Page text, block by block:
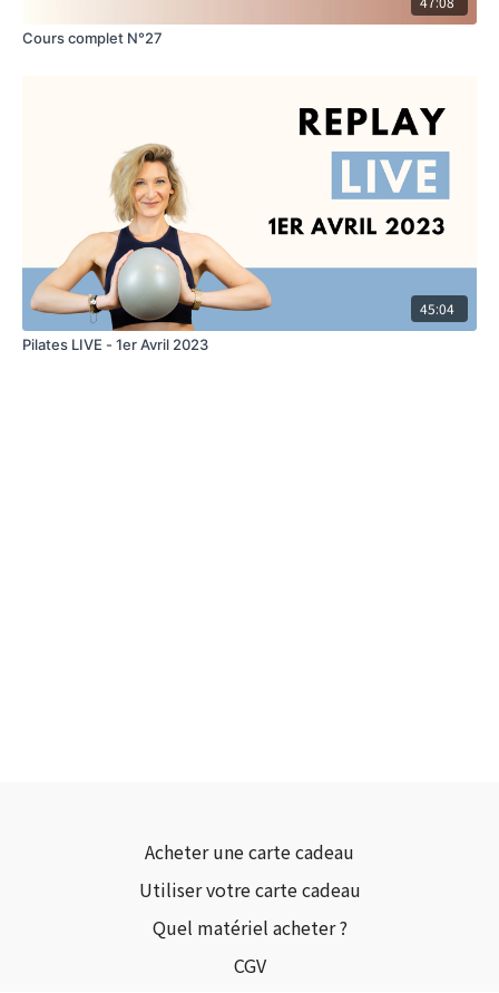
Cours complet N°27
45:04
Pilates LIVE - 1er Avril 2023
Acheter une carte cadeau
Utiliser votre carte cadeau
Quel matériel acheter ?
CGV